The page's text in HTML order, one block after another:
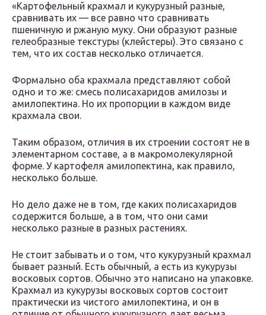
«Картофельный крахмал и кукурузный разные,
сравнивать их — все равно что сравнивать
пшеничную и ржаную муку. Они образуют разные
гелеобразные текстуры (клейстеры). Это связано с
тем, что их состав несколько отличается.
Формально оба крахмала представляют собой
одно и то же: смесь полисахаридов амилозы и
амилопектина. Но их пропорции в каждом виде
крахмала свои.
Таким образом, отличия в их строении состоят не в
элементарном составе, а в макромолекулярной
форме. У картофеля амилопектина, как правило,
несколько больше.
Но дело даже не в том, где каких полисахаридов
содержится больше, а в том, что они сами
несколько разные в разных растениях.
Не стоит забывать и о том, что кукурузный крахмал
бывает разный. Есть обычный, а есть из кукурузы
восковых сортов. Обычно это написано на упаковке.
Крахмал из кукурузы восковых сортов состоит
практически из чистого амилопектина, и он в